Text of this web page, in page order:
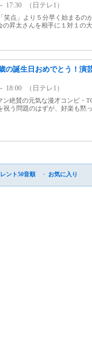
17:30 （日テレ1）
笑点」より５分早く始まるの
の昇太さんを相手に１対１の
の誕生日おめでとう！演
18:00 （日テレ1）
絶賛の元気な漫才コンビ・
祝う問題のはずが、好楽も黙
ント50音順 ・ お気に入り